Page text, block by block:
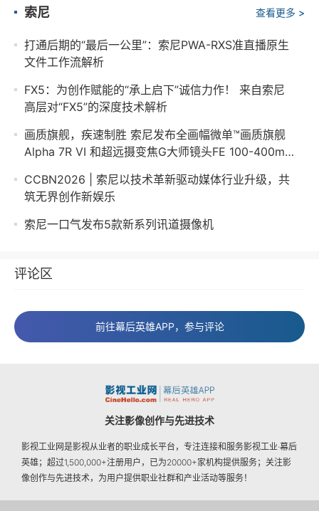
索尼 查看更多 >
打通后期的“最后一公里”：索尼PWA-RXS准直播原生
文件工作流解析
FX5：为创作赋能的“承上启下”诚信力作！ 来自索尼
高层对“FX5”的深度技术解析
画质旗舰，疾速制胜 索尼发布全画幅微单™画质旗舰
Alpha 7R VI 和超远摄变焦G大师镜头FE 100-400mm
F4.5 GM OSS
CCBN2026 | 索尼以技术革新驱动媒体行业升级，共
筑无界创作新娱乐
索尼一口气发布5款新系列讯道摄像机
评论区
前往幕后英雄APP，参与评论
关注影像创作与先进技术
影视工业网是影视从业者的职业成长平台，专注连接和服务影视工业·幕后
英雄；超过1,500,000+注册用户，已为20000+家机构提供服务；关注影
像创作与先进技术，为用户提供职业社群和产业活动等服务！